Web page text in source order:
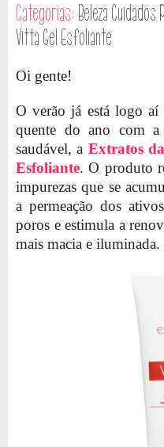
Categorias: Beleza Cuidados
Vitta Gel Esfoliante
Oi gente!
O verão já está logo aí
quente do ano com
saudável, a Extratos
Esfoliante. O produto
impurezas que se
a permeação dos
poros e estimula a
mais macia e iluminada.